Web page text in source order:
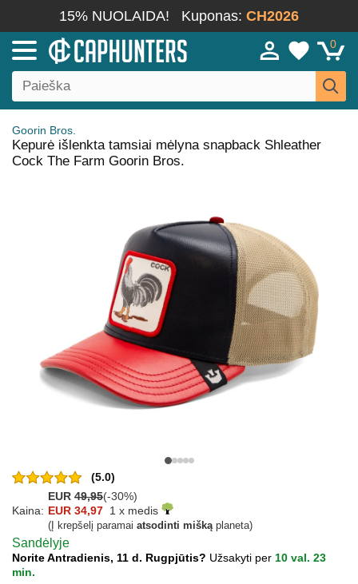
15% NUOLAIDA! Kuponas: CH2026
0
Goorin Bros.
Kepurė išlenkta tamsiai mėlyna snapback Shleather
Cock The Farm Goorin Bros.
(5.0)
EUR 49,95(-30%)
Kaina: EUR 34,97 1 x medis
(Į krepšelį paramai atsodinti miškąplaneta)
Sandėlyje
Norite Antradienis, 11 d. Rugpjūtis? Užsakyti per 10 val. 23
min.